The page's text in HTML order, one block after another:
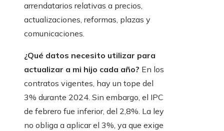
arrendatarios relativas a precios,
actualizaciones, reformas, plazas y
comunicaciones.
¿Qué datos necesito utilizar para
actualizar a mi hijo cada año? En los
contratos vigentes, hay un tope del
3% durante 2024. Sin embargo, el IPC
de febrero fue inferior, del 2,8%. La ley
no obliga a aplicar el 3%, ya que exige